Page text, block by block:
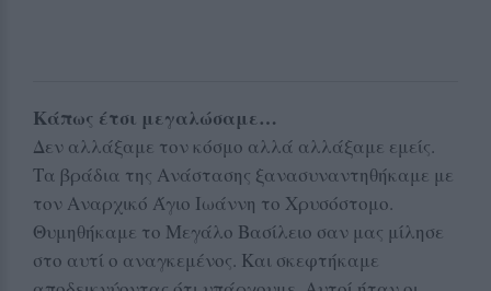
Κάπως έτσι μεγαλώσαμε…
Δεν αλλάξαμε τον κόσμο αλλά αλλάξαμε εμείς.
Τα βράδια της Ανάστασης ξανασυναντηθήκαμε με
τον Αναρχικό Άγιο Ιωάννη το Χρυσόστομο.
Θυμηθήκαμε το Μεγάλο Βασίλειο σαν μας μίλησε
στο αυτί ο αναγκεμένος. Και σκεφτήκαμε